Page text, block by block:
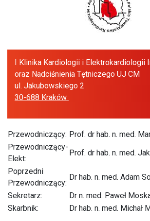
I Klinika Kardiologii i Elektrokardiologii
oraz Nadciśnienia Tętniczego UJ CM
ul. Jakubowskiego 2
30-688 Kraków
Przewodniczący: Prof. dr hab. n. med.
Przewodniczący-
Elekt:
Prof. dr hab. n. med.
Poprzedni
Przewodniczący:
Dr hab. n. med. Adam
Sekretarz:
Dr n. med. Paweł
Skarbnik:
Dr hab. n. med. Michał